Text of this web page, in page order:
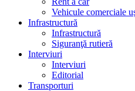
Vehicule comerciale
Infrastructură
Infrastructură
Siguranţă rutieră
Interviuri
Interviuri
Editorial
Transporturi